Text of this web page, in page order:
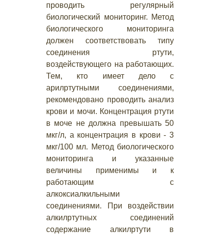
проводить регулярный
биологический мониторинг. Метод
биологического мониторинга
должен соответствовать типу
соединения ртути,
воздействующего на работающих.
Тем, кто имеет дело с
арилртутными соединениями,
рекомендовано проводить анализ
крови и мочи. Концентрация ртути
в моче не должна превышать 50
мкг/л, а концентрация в крови - 3
мкг/100 мл. Метод биологического
мониторинга и указанные
величины применимы и к
работающим с
алкоксиалкильными
соединениями. При воздействии
алкилртутных соединений
содержание алкилртути в